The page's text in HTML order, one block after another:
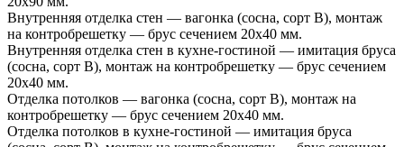
Внутренняя отделка стен — вагонка (сосна, сорт В), монтаж
на контробрешетку — брус сечением 20х40 мм.
Внутренняя отделка стен в кухне-гостиной — имитация бруса
(сосна, сорт В), монтаж на контробрешетку — брус сечением
20х40 мм.
Отделка потолков — вагонка (сосна, сорт В), монтаж на
контробрешетку — брус сечением 20х40 мм.
Отделка потолков в кухне-гостиной — имитация бруса